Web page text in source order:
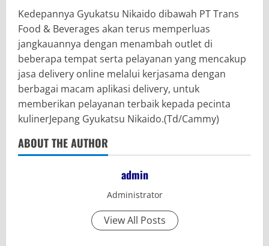
Kedepannya Gyukatsu Nikaido dibawah PT Trans
Food & Beverages akan terus memperluas
jangkauannya dengan menambah outlet di
beberapa tempat serta pelayanan yang mencakup
jasa delivery online melalui kerjasama dengan
berbagai macam aplikasi delivery, untuk
memberikan pelayanan terbaik kepada pecinta
kulinerJepang Gyukatsu Nikaido.(Td/Cammy)
ABOUT THE AUTHOR
admin
Administrator
View All Posts